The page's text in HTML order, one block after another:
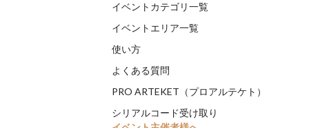
イベントカテゴリ一覧
イベントエリア一覧
使い方
よくある質問
PRO ARTEKET（プロアルテケト）
シリアルコード受け取り